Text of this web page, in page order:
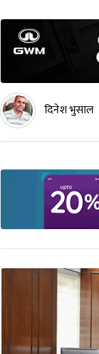
दिनेश भुसाल